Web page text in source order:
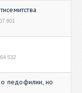
801
532
о педофилии, но